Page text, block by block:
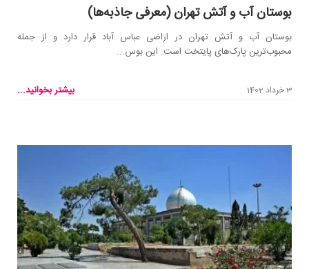
بوستان آب و آتش تهران (معرفی جاذبه‌ها)
بوستان آب و آتش تهران در اراضی عباس آباد قرار دارد و از جمله
محبوب‌ترین پارک‌های پایتخت است. این بوس...
3 خرداد 1402 بیشتر بخوانید...